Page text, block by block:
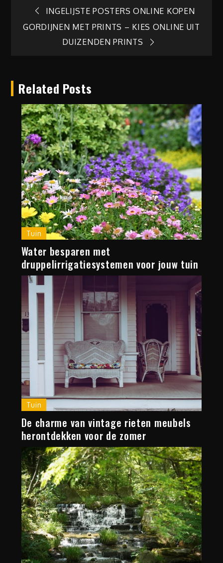
Berichtnavigatie
INGELIJSTE POSTERS ONLINE KOPEN
GORDIJNEN MET PRINTS – KIES ONLINE UIT
DUIZENDEN PRINTS
Related Posts
Tuin
Water besparen met
druppelirrigatiesystemen voor jouw tuin
Tuin
De charme van vintage rieten meubels
herontdekken voor de zomer